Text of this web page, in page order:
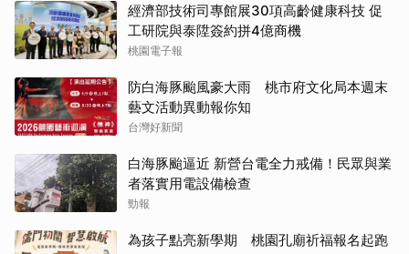
經濟部技術司專館展30項高齡健康科技 促
工研院與泰陞簽約拼4億商機
桃園電子報
防白海豚颱風豪大雨 桃市府文化局本週末
藝文活動異動報你知
台灣好新聞
白海豚颱逼近 新營台電全力戒備！民眾與業
者落實用電設備檢查
勁報
為孩子點亮新學期 桃園孔廟祈福報名起跑